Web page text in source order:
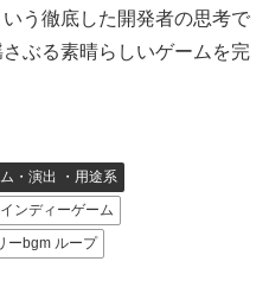
う徹底した開発者の思考で
ぶる素晴らしいゲームを完
・演出 ・用途系
ンディーゲーム
ーbgm ループ